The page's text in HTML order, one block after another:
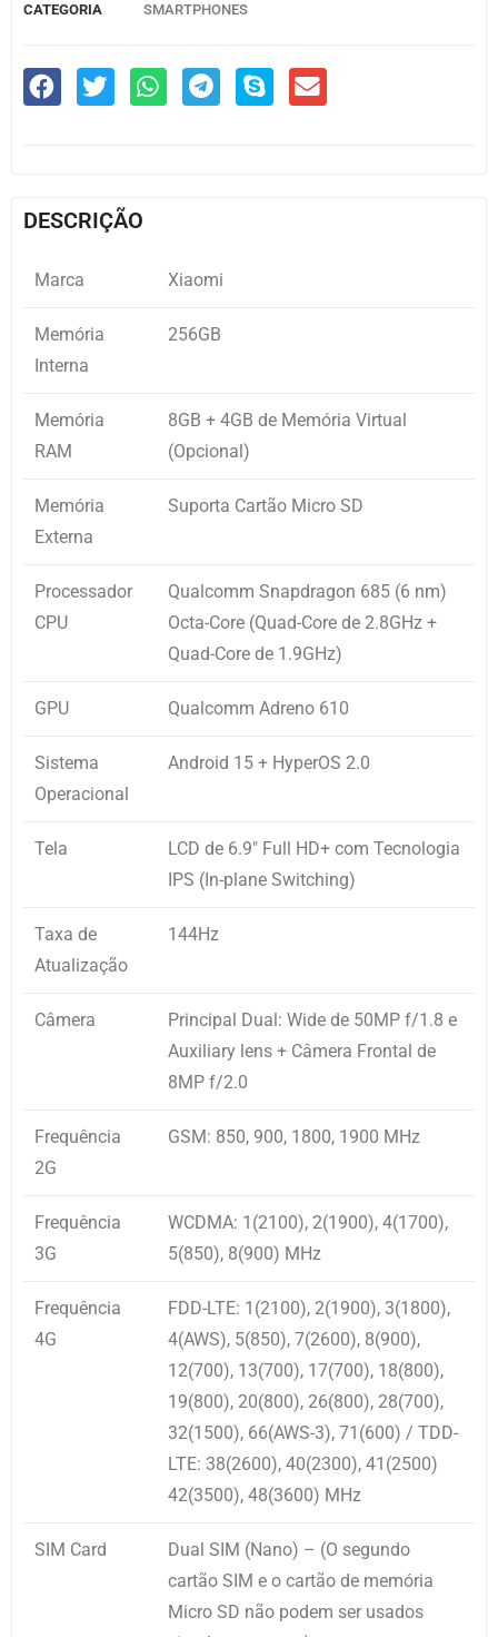
CATEGORIA SMARTPHONES
DESCRIÇÃO
Marca Xiaomi
Memória
Interna
256GB
Memória
RAM
8GB + 4GB de Memória Virtual
(Opcional)
Memória
Externa
Suporta Cartão Micro SD
Processador
CPU
Qualcomm Snapdragon 685 (6 nm)
Octa-Core (Quad-Core de 2.8GHz +
Quad-Core de 1.9GHz)
GPU Qualcomm Adreno 610
Sistema
Operacional
Android 15 + HyperOS 2.0
Tela
LCD de 6.9″ Full HD+ com Tecnologia
IPS (In-plane Switching)
Taxa de
Atualização
144Hz
Câmera
Principal Dual: Wide de 50MP f/1.8 e
Auxiliary lens + Câmera Frontal de
8MP f/2.0
Frequência
2G
GSM: 850, 900, 1800, 1900 MHz
Frequência
3G
WCDMA: 1(2100), 2(1900), 4(1700),
5(850), 8(900) MHz
Frequência
4G
FDD-LTE: 1(2100), 2(1900), 3(1800),
4(AWS), 5(850), 7(2600), 8(900),
12(700), 13(700), 17(700), 18(800),
19(800), 20(800), 26(800), 28(700),
32(1500), 66(AWS-3), 71(600) / TDD-
LTE: 38(2600), 40(2300), 41(2500)
42(3500), 48(3600) MHz
SIM Card
Dual SIM (Nano) – (O segundo
cartão SIM e o cartão de memória
Micro SD não podem ser usados